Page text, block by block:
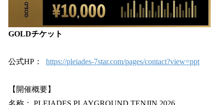
GOLDチケット
公式HP： https://pleiades-7star.com/pages/contact?view=ppt
【開催概要】
名称： PLEIADES PLAYGROUND TENJIN 2026